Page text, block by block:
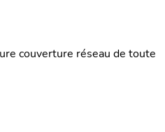
couverture réseau de toute